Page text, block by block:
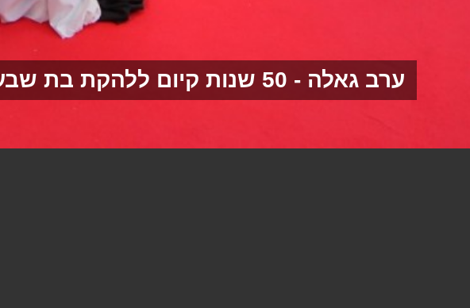
ערב גאלה - 50 שנות קיום ללהקת בת שבע